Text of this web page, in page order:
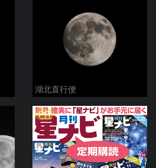
湖北直行便
PR